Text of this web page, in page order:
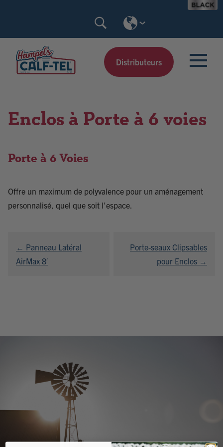
Distributeurs
Enclos à Porte à 6 voies
Porte à 6 Voies
Offre un maximum de polyvalence pour un aménagement
personnalisé, quel que soit l’espace.
Navigation
de
l’article
← Panneau Latéral
AirMax 8′
Porte-seaux Clipsables
pour Enclos →